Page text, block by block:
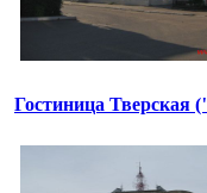
Гостиница